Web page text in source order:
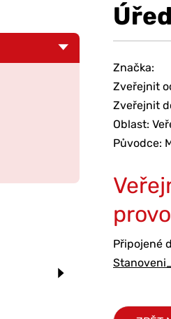
Značka:
Zveřejnit
Zveřejnit
Oblast:
Původce:
Připojené